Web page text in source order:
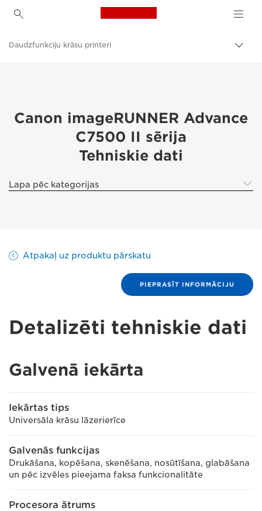
Canon Logo, back to
Produkti uzņēmumiem
Printeri un faksi uzņēmumiem
Daudzfunkciju printeri — universāli printeri
Daudzfunkciju krāsu printeri
Canon imageRUNNER Advance
C7500 II sērija
Tehniskie dati
Lapa pēc kategorijas
Atpakaļ uz produktu pārskatu
PIEPRASĪT INFORMĀCIJU
Detalizēti tehniskie dati
Galvenā iekārta
Iekārtas tips
Universāla krāsu lāzerierīce
Galvenās funkcijas
Drukāšana, kopēšana, skenēšana, nosūtīšana, glabāšana
un pēc izvēles pieejama faksa funkcionalitāte
Procesora ātrums